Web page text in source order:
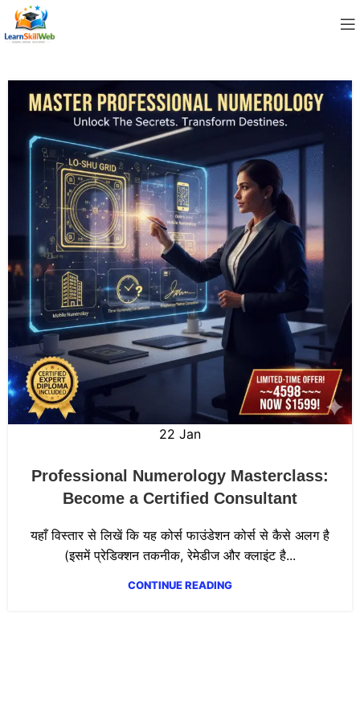
22 Jan
Professional Numerology Masterclass:
Become a Certified Consultant
यहाँ विस्तार से लिखें कि यह कोर्स फाउंडेशन कोर्स से कैसे अलग है
(इसमें प्रेडिक्शन तकनीक, रेमेडीज और क्लाइंट है...
CONTINUE READING